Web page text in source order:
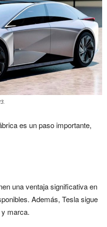
es un paso importante,
una ventaja significativa en
Además, Tesla sigue
marca.